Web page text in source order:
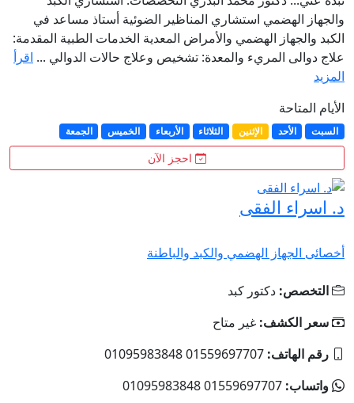
والجهاز الهضمي استشاري المناظير الضوئية أستاذ مساعد في
الكبد والجهاز الهضمي والأمراض المعدية الخدمات الطبية المقدمة:
علاج دوالى المريء والمعدة: تشخيص وعلاج حالات الدوالي ... اقرأ
المزيد
الأيام المتاحة
السبت الأحد الإثنين الثلاثاء الأربعاء الخميس الجمعة
احجز الآن
د. اسراء الفقى
أخصائى الجهاز الهضمي والكبد والباطنة
التخصص: دكتور كبد
سعر الكشف: غير متاح
رقم الهاتف: 01559697707 01095983848
واتساب: 01559697707 01095983848